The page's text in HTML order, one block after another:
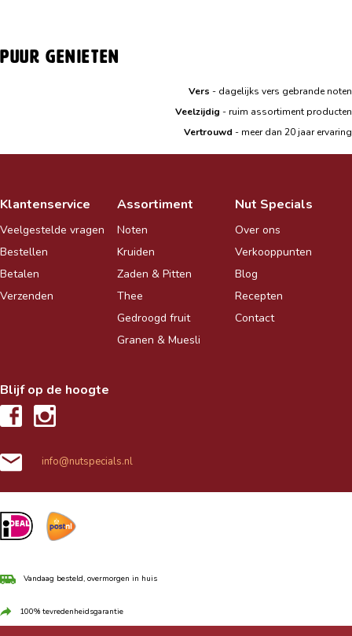
Puur genieten
Vers - dagelijks vers gebrande noten
|
Veelzijdig - ruim assortiment producten
|
Vertrouwd - meer dan 20 jaar ervaring
Klantenservice
Veelgestelde vragen
Bestellen
Betalen
Verzenden
Assortiment
Noten
Kruiden
Zaden & Pitten
Thee
Gedroogd fruit
Granen & Muesli
Nut Specials
Over ons
Verkooppunten
Blog
Recepten
Contact
Blijf op de hoogte
info@nutspecials.nl
Vandaag besteld, overmorgen in huis
100% tevredenheidsgarantie